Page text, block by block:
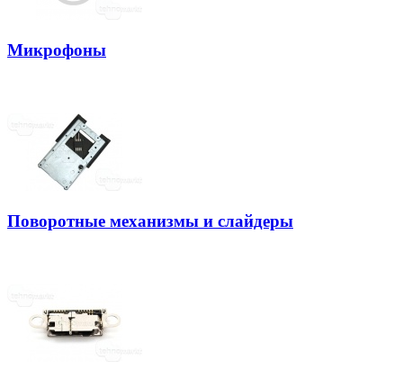
Микрофоны
Поворотные механизмы и слайдеры